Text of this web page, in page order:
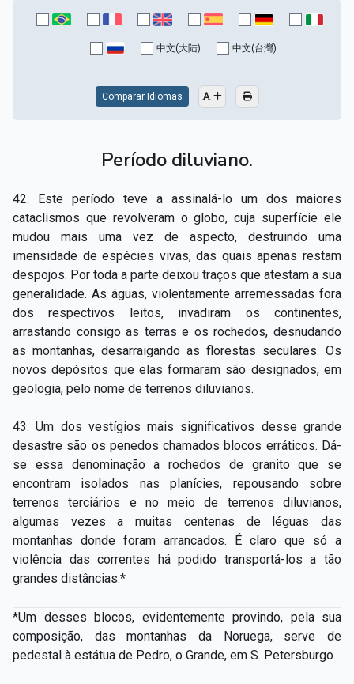
中文(大陆) 中文(台灣)
Comparar Idiomas
Período diluviano.
42. Este período teve a assinalá-­lo um dos maiores
cataclismos que revolveram o globo, cuja superfície ele
mudou mais uma vez de aspecto, destruindo uma
imensidade de espécies vivas, das quais apenas restam
despojos. Por toda a parte deixou traços que atestam a sua
generalidade. As águas, violentamente arremessadas fora
dos respectivos leitos, invadiram os continentes,
arrastando consigo as terras e os rochedos, desnudando
as montanhas, desarraigando as florestas seculares. Os
novos depósitos que elas formaram são designados, em
geologia, pelo nome de terrenos diluvianos.
43. Um dos vestígios mais significativos desse grande
desastre são os penedos chamados blocos erráticos. Dá­-
se essa denominação a rochedos de granito que se
encontram isolados nas planícies, repousando sobre
terrenos terciários e no meio de terrenos diluvianos,
algumas vezes a muitas centenas de léguas das
montanhas donde foram arrancados. É claro que só a
violência das correntes há podido transportá-­los a tão
grandes distâncias.*
*Um desses blocos, evidentemente provindo, pela sua
composição, das montanhas da Noruega, serve de
pedestal à estátua de Pedro, o Grande, em S. Petersburgo.